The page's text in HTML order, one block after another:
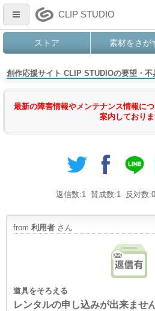
CLIP STUDIO
ストア 素材をさが
創作応援サイト CLIP STUDIOの要望・不
最新の障害情報やメンテナンス情報につ
案内しておりま
反対数:0
賛成数:1
返信数:1
from 利用者 さん
道具をそろえる
レンタルの申し込みが出来ません